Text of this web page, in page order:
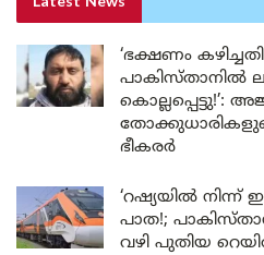
‘ഭക്ഷണം
പാകിസ്താനിൽ
കൊല്ലപ്പെട്ടു!’:
ഭീകരർ
‘റഷ്യയിൽ നിന്ന്
പാത!;
വഴി പുതിയ